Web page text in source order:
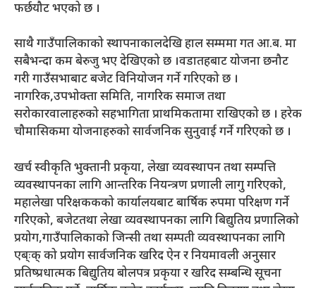
फर्छयौट भएको छ ।
साथै गाउँपालिकाको स्थापनाकालदेखि हाल सम्ममा गत आ.ब. मा
सबैभन्दा कम बेरुजु भए देखिएको छ ।वडातहबाट योजना छनौट
गरी गाउँसभाबाट बजेट विनियोजन गर्ने गरिएको छ ।
नागरिक,उपभोक्ता समिति, नागरिक समाज तथा
सरोकारवालाहरुको सहभागिता प्राथमिकतामा राखिएको छ । हरेक
चौमासिकमा योजनाहरुको सार्वजनिक सुनुवाई गर्ने गरिएको छ ।
खर्च स्वीकृति भुक्तानी प्रकृया, लेखा व्यवस्थापन तथा सम्पत्ति
व्यवस्थापनका लागि आन्तरिक नियन्त्रण प्रणाली लागु गरिएको,
महालेखा परिक्षककको कार्यालयबाट बार्षिक रुपमा परिक्षण गर्ने
गरिएको, बजेटतथा लेखा व्यवस्थापनका लागि बिद्युतिय प्रणालिको
प्रयोग,गाउँपालिकाको जिन्सी तथा सम्पती व्यवस्थापनका लागि
एब्ःक् को प्रयोग सार्वजनिक खरिद ऐन र नियमावली अनुसार
प्रतिष्प्रधात्मक बिद्युतिय बोलपत्र प्रकृया र खरिद सम्बन्धि सूचना